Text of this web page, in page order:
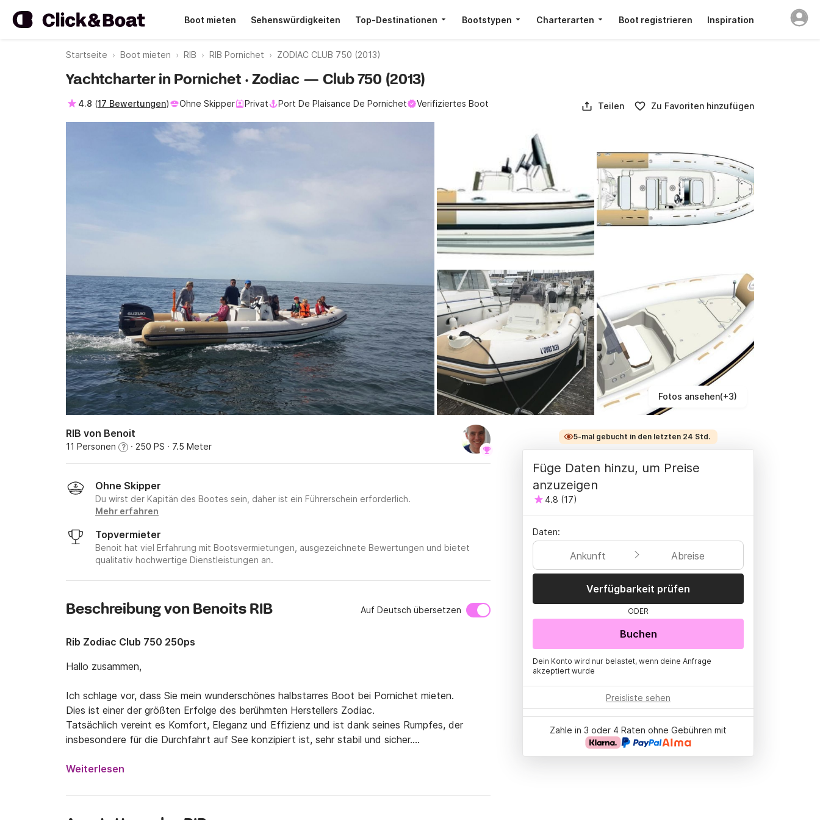
Boot mieten Sehenswürdigkeiten Top-Destinationen Bootstypen Charterarten Boot registrieren Inspiration
Startseite Boot mieten RIB RIB Pornichet ZODIAC CLUB 750 (2013)
Fotos ansehen(+3)
Yachtcharter in Pornichet · Zodiac — Club 750 (2013)
4.8 (17 Bewertungen) Ohne Skipper Privat Port De Plaisance De Pornichet Verifiziertes Boot Teilen Zu Favoriten hinzufügen
RIB von Benoit
11 Personen ? · 250 PS · 7.5 Meter
Ohne Skipper
Du wirst der Kapitän des Bootes sein, daher ist ein Führerschein erforderlich.
Mehr erfahren
Topvermieter
Benoit hat viel Erfahrung mit Bootsvermietungen, ausgezeichnete Bewertungen und bietet
qualitativ hochwertige Dienstleistungen an.
Beschreibung von Benoits RIB Auf Deutsch übersetzen
Rib Zodiac Club 750 250ps
Hallo zusammen,
Ich schlage vor, dass Sie mein wunderschönes halbstarres Boot bei Pornichet mieten.
Dies ist einer der größten Erfolge des berühmten Herstellers Zodiac.
Tatsächlich vereint es Komfort, Eleganz und Effizienz und ist dank seines Rumpfes, der
insbesondere für die Durchfahrt auf See konzipiert ist, sehr stabil und sicher.
einen Tagesausflug mit der Familie oder Freunden. Dank der beiden Sonnenliegen können Sie
Weiterlesen
5-mal gebucht in den letzten 24 Std.
Füge Daten hinzu, um Preise
anzuzeigen
4.8 (17)
Daten:
Ankunft Abreise
Verfügbarkeit prüfen
ODER
Buchen
Dein Konto wird nur belastet, wenn deine Anfrage
akzeptiert wurde
Preisliste sehen
Zahle in 3 oder 4 Raten ohne Gebühren mit